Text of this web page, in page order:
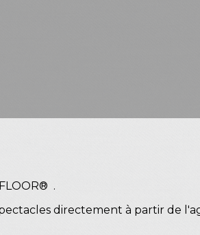
.
directement à partir de